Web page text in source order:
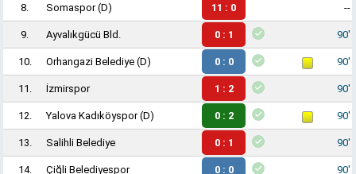
8. Somaspor(D) 11 : 0 --
9. Ayvalıkgücü Bld. 0 : 1 90'
10. Orhangazi Belediye (D) 0 : 0 90'
11. İzmirspor 1 : 2 90'
12. Yalova Kadıköyspor(D) 0 : 2 90'
13. Salihli Belediye 0 : 1 90'
14. Çiğli Belediyespor 0 : 0 90'